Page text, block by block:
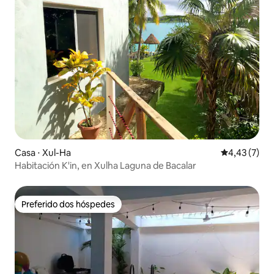
Casa ⋅ Xul-Ha 4,43 de
4,43 (7)
Habitación K'in, en Xulha Laguna de Bacalar
Preferido dos hóspedes
Preferido dos hóspedes